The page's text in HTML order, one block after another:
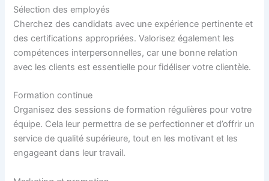
Sélection des employés
Cherchez des candidats avec une expérience pertinente et
des certifications appropriées. Valorisez également les
compétences interpersonnelles, car une bonne relation
avec les clients est essentielle pour fidéliser votre clientèle.
Formation continue
Organisez des sessions de formation régulières pour votre
équipe. Cela leur permettra de se perfectionner et d’offrir un
service de qualité supérieure, tout en les motivant et les
engageant dans leur travail.